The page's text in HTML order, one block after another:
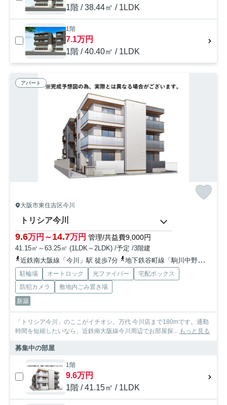
1階 / 38.44㎡ / 1LDK
1階
7.1万円
1階 / 40.40㎡ / 1LDK
アパート
大阪市東住吉区今川
トリシア今川
9.6万円～14.7万円 管理/共益費9,000円
41.15㎡～63.25㎡ (1LDK～2LDK) /予定 /3階建
近鉄南大阪線「今川」駅 徒歩7分
地下鉄谷町線「駒川中野」駅 徒歩13分
駐輪場 オートロック 光ファイバー
宅配ボックス
防犯カメラ
敷地内ごみ置き場
新築
「トリシア今川」のここがイチオシ。万代 今川店まで180mです。通勤
時間を短縮したいなら、近鉄南大阪線今川周辺でお部屋探... もっと見る
募集中の部屋
1階
9.6万円
1階 / 41.15㎡ / 1LDK